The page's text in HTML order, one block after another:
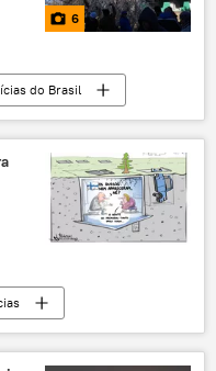
PSDB
6
do Brasil
neve
russa